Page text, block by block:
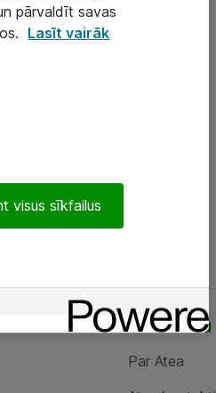
Par Atea
Par Atea
pārvaldīt savas
Lasīt vairāk
visus sīkfailus